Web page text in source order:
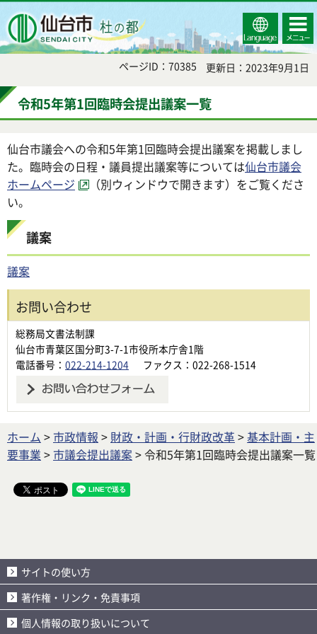
Select
Language
コンテ
ンツメ
ニュー
ページID：70385 更新日：2023年9月1日
令和5年第1回臨時会提出議案一覧
仙台市議会への令和5年第1回臨時会提出議案を掲載しまし
た。臨時会の日程・議員提出議案等については仙台市議会
ホームページ
（別ウィンドウで開きます）をご覧くださ
い。
議案
議案
お問い合わせ
総務局文書法制課
仙台市青葉区国分町3-7-1市役所本庁舎1階
電話番号： 022-214-1204 ファクス：022-268-1514
ホーム >市政情報 > 財政・計画・行財政改革>基本計画・主
要事業 >市議会提出議案 > 令和5年第1回臨時会提出議案一覧
サイトの使い方
著作権・リンク・免責事項
個人情報の取り扱いについて